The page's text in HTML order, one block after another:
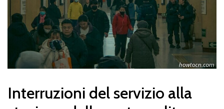
Interruzioni del servizio alla